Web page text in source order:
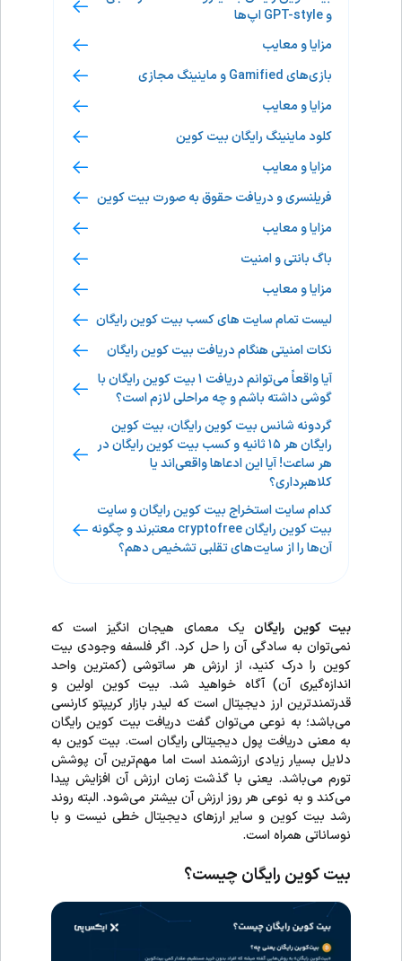
و GPT-style اپ‌ها
مزایا و معایب
بازی‌های Gamified و ماینینگ مجازی
مزایا و معایب
کلود ماینینگ رایگان بیت کوین
مزایا و معایب
فریلنسری و دریافت حقوق به صورت بیت کوین
مزایا و معایب
باگ بانتی و امنیت
مزایا و معایب
لیست تمام سایت‌ های کسب بیت کوین رایگان
نکات امنیتی هنگام دریافت بیت کوین رایگان
آیا واقعاً می‌توانم دریافت ۱ بیت کوین رایگان با
گوشی داشته باشم و چه مراحلی لازم است؟
گردونه شانس بیت کوین رایگان، بیت کوین
رایگان هر ۱۵ ثانیه و کسب بیت کوین رایگان در
هر ساعت! آیا این ادعاها واقعی‌اند یا
کلاهبرداری؟
کدام سایت استخراج بیت کوین رایگان و سایت
بیت کوین رایگان cryptofree معتبرند و چگونه
آن‌ها را از سایت‌های تقلبی تشخیص دهم؟
بیت کوین رایگان یک معمای هیجان انگیز است که
نمی‌توان به سادگی آن را حل کرد. اگر فلسفه وجودی بیت
کوین را درک کنید، از ارزش هر ساتوشی (کمترین واحد
اندازه‌گیری آن) آگاه خواهید شد. بیت کوین اولین و
قدرتمندترین ارز دیجیتال است که لیدر بازار کریپتو کارنسی
می‌باشد؛ به نوعی می‌توان گفت دریافت بیت کوین رایگان
به معنی دریافت پول دیجیتالی رایگان است. بیت کوین به
دلایل بسیار زیادی ارزشمند است اما مهم‌ترین آن پوشش
تورم می‌باشد. یعنی با گذشت زمان ارزش آن افزایش پیدا
می‌کند و به نوعی هر روز ارزش آن بیشتر می‌شود. البته روند
رشد بیت کوین و سایر ارزهای دیجیتال خطی نیست و با
نوساناتی همراه است.
بیت کوین رایگان چیست؟